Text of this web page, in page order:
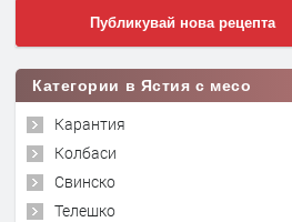
Публикувай нова рецепта
Категории в Ястия с месо
Карантия
Колбаси
Свинско
Телешко